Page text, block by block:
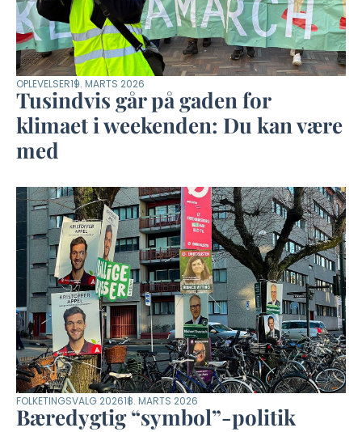
OPLEVELSER19. MARTS 2026
Tusindvis går på gaden for
klimaet i weekenden: Du kan være
med
FOLKETINGSVALG 202618. MARTS 2026
Bæredygtig “symbol”-politik